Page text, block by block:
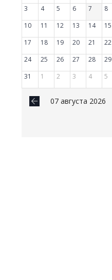
3
4 5 6 7 8
10
11 12 13 14 15
17
18 19 20 21 22
24
25 26 27 28 29
31
1 2 3 4 5
07 августа 2026